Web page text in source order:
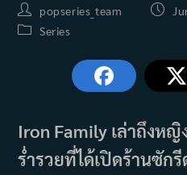
Post
author:
popseries_team
Post
PostSeries
Iron Family เล่าถึงห
ร่ำรวยที่ได้เปิดร้านซัก